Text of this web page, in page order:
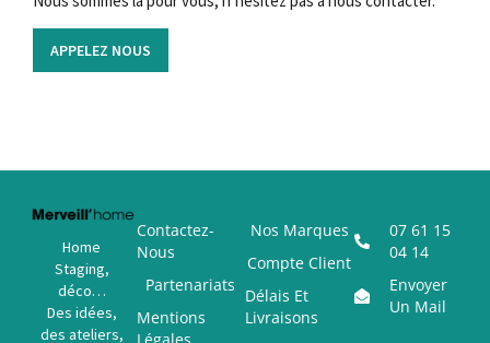
APPELEZ NOUS
Home
Staging,
déco…
Des idées,
des ateliers,
Contactez-
Nous
Partenariats
Mentions
Nos Marques
Compte Client
Délais Et
Livraisons
07 61 15
04 14
Envoyer
Un Mail